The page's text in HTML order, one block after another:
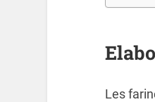
Les